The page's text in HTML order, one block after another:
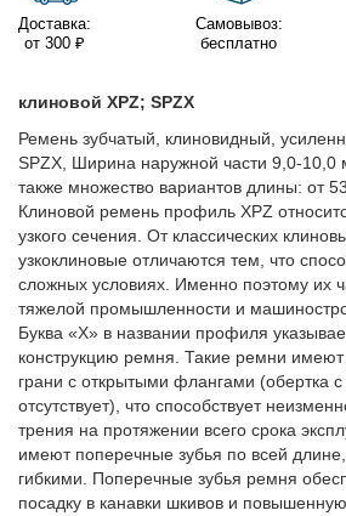
Доставка:
от 300 ₽
Самовывоз:
бесплатно
клиновой XPZ; SPZX
Ремень зубчатый, клиновидный,
SPZX, Ширина наружной части 9,0-
также множество вариантов длины: от
Клиновой ремень профиль XPZ
узкого сечения. От классических
узкоклиновые отличаются тем, что
сложных условиях. Именно поэтому их
тяжелой промышленности и
Буква «Х» в названии профиля
конструкцию ремня. Такие ремни
грани с открытыми флангами (обертка с
отсутствует), что способствует
трения на протяжении всего срока
имеют поперечные зубья по всей
гибкими. Поперечные зубья ремня
посадку в канавки шкивов и